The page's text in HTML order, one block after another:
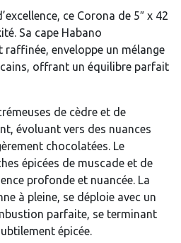
ce Corona de 5″ x 42
Sa cape Habano
enveloppe un mélange
offrant un équilibre parfait
de cèdre et de
évoluant vers des nuances
chocolatées. Le
épicées de muscade et de
profonde et nuancée. La
à pleine, se déploie avec un
parfaite, se terminant
épicée.